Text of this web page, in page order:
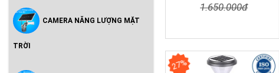
CAMERA NĂNG LƯỢNG MẶT
TRỜI
1.650.000đ
27%